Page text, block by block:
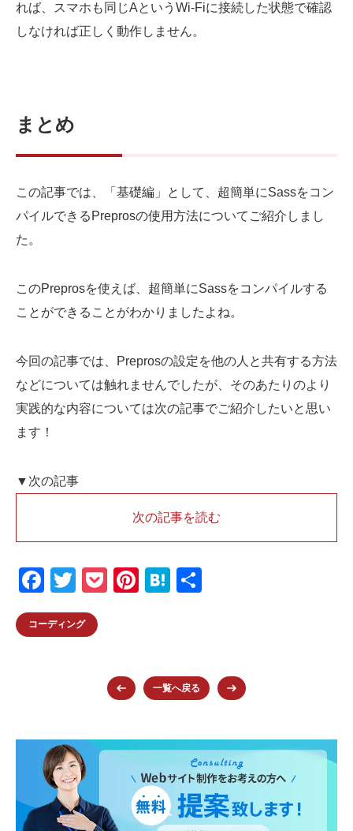
れば、スマホも同じAというWi-Fiに接続した状態で確認
しなければ正しく動作しません。
まとめ
この記事では、「基礎編」として、超簡単にSassをコン
パイルできるPreprosの使用方法についてご紹介しまし
た。
このPreprosを使えば、超簡単にSassをコンパイルする
ことができることがわかりましたよね。
今回の記事では、Preprosの設定を他の人と共有する方法
などについては触れませんでしたが、そのあたりのより
実践的な内容については次の記事でご紹介したいと思い
ます！
▼次の記事
次の記事を読む
F
a
c
o
k
T
wi
tt
P
Pi
st
H
a
コーディング
一覧へ戻る